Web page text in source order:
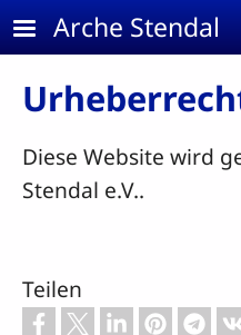
Skip to main content
Arche Stendal
Diese Website wird
Stendal e.V..
Teilen